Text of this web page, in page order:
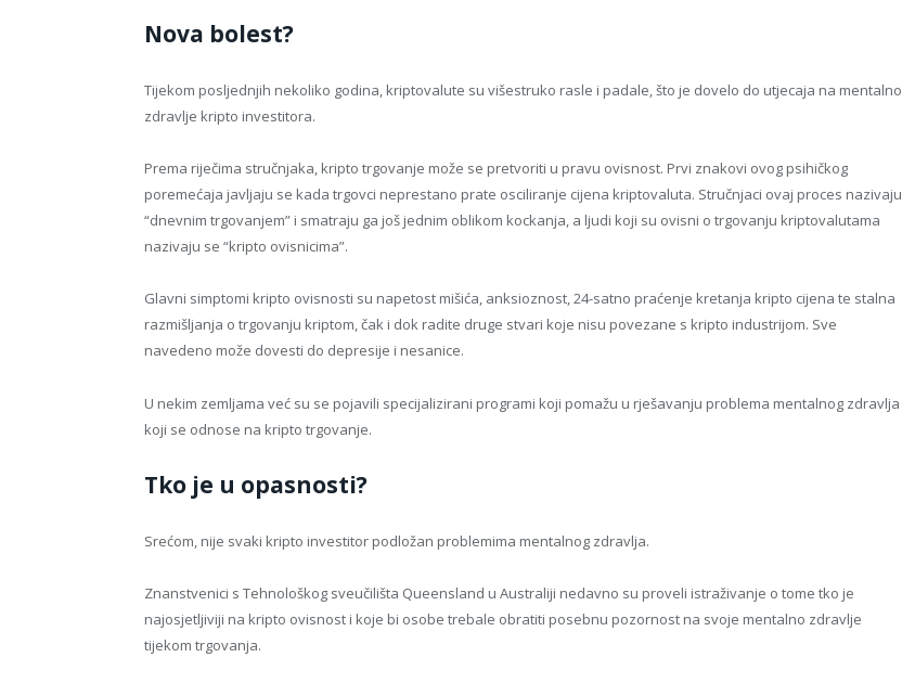
Nova bolest?
Tijekom posljednjih nekoliko godina, kriptovalute su višestruko rasle i padale, što je dovelo do utjecaja na mentalno
zdravlje kripto investitora.
Prema riječima stručnjaka, kripto trgovanje može se pretvoriti u pravu ovisnost. Prvi znakovi ovog psihičkog
poremećaja javljaju se kada trgovci neprestano prate osciliranje cijena kriptovaluta. Stručnjaci ovaj proces nazivaju
“dnevnim trgovanjem” i smatraju ga još jednim oblikom kockanja, a ljudi koji su ovisni o trgovanju kriptovalutama
nazivaju se “kripto ovisnicima”.
Glavni simptomi kripto ovisnosti su napetost mišića, anksioznost, 24-satno praćenje kretanja kripto cijena te stalna
razmišljanja o trgovanju kriptom, čak i dok radite druge stvari koje nisu povezane s kripto industrijom. Sve
navedeno može dovesti do depresije i nesanice.
U nekim zemljama već su se pojavili specijalizirani programi koji pomažu u rješavanju problema mentalnog zdravlja
koji se odnose na kripto trgovanje.
Tko je u opasnosti?
Srećom, nije svaki kripto investitor podložan problemima mentalnog zdravlja.
Znanstvenici s Tehnološkog sveučilišta Queensland u Australiji nedavno su proveli istraživanje o tome tko je
najosjetljiviji na kripto ovisnost i koje bi osobe trebale obratiti posebnu pozornost na svoje mentalno zdravlje
tijekom trgovanja.